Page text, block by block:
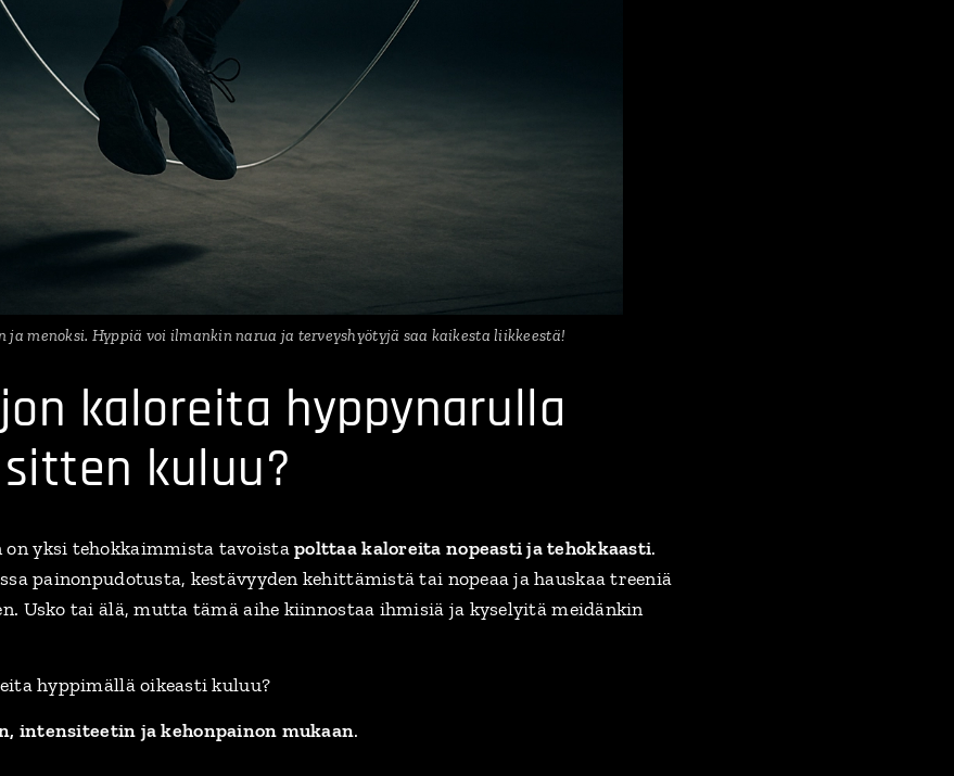
ja menoksi. Hyppiä voi ilmankin narua ja terveyshyötyjä saa kaikesta liikkeestä!
kaloreita hyppynarulla
kuluu?
yksi tehokkaimmista tavoistapolttaa kaloreita nopeasti ja tehokkaasti.
painonpudotusta, kestävyyden kehittämistä tai nopeaa ja hauskaa treeniä
Usko tai älä, mutta tämä aihe kiinnostaa ihmisiä ja kyselyitä meidänkin
hyppimällä oikeasti kuluu?
intensiteetin ja kehonpainon mukaan.